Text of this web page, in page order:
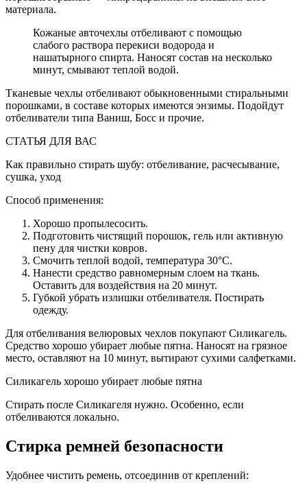
материала.
Кожаные авточехлы отбеливают с помощью
слабого раствора перекиси водорода и
нашатырного спирта. Наносят состав на несколько
минут, смывают теплой водой.
Тканевые чехлы отбеливают обыкновенными стиральными
порошками, в составе которых имеются энзимы. Подойдут
отбеливатели типа Ваниш, Босс и прочие.
СТАТЬЯ ДЛЯ ВАС
Как правильно стирать шубу: отбеливание, расчесывание,
сушка, уход
Способ применения:
Хорошо пропылесосить.
Подготовить чистящий порошок, гель или активную
пену для чистки ковров.
Смочить теплой водой, температура 30°C.
Нанести средство равномерным слоем на ткань.
Оставить для воздействия на 20 минут.
Губкой убрать излишки отбеливателя. Постирать
одежду.
Для отбеливания велюровых чехлов покупают Силикагель.
Средство хорошо убирает любые пятна. Наносят на грязное
место, оставляют на 10 минут, вытирают сухими салфетками.
Силикагель хорошо убирает любые пятна
Стирать после Силикагеля нужно. Особенно, если
отбеливаются локально.
Стирка ремней безопасности
Удобнее чистить ремень, отсоединив от креплений: